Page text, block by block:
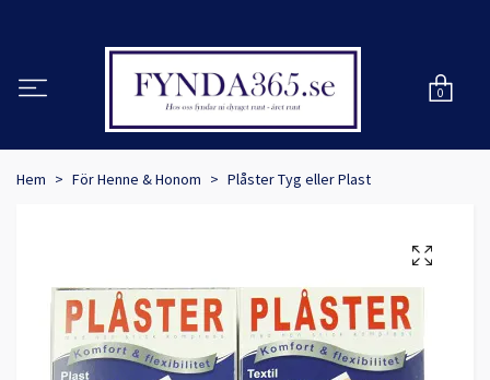
0
Hem För Henne & Honom Plåster Tyg eller Plast